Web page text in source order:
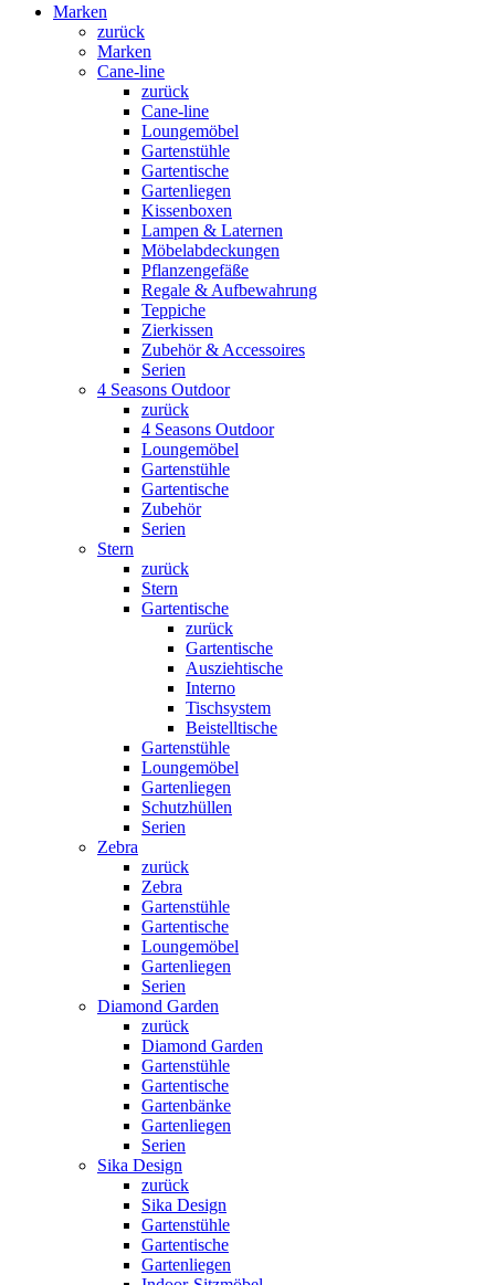
Marken
zurück
Marken
Cane-line
zurück
Cane-line
Loungemöbel
Gartenstühle
Gartentische
Gartenliegen
Kissenboxen
Lampen & Laternen
Möbelabdeckungen
Pflanzengefäße
Regale & Aufbewahrung
Teppiche
Zierkissen
Zubehör & Accessoires
Serien
4 Seasons Outdoor
zurück
4 Seasons Outdoor
Loungemöbel
Gartenstühle
Gartentische
Zubehör
Serien
Stern
zurück
Stern
Gartentische
zurück
Gartentische
Ausziehtische
Interno
Tischsystem
Beistelltische
Gartenstühle
Loungemöbel
Gartenliegen
Schutzhüllen
Serien
Zebra
zurück
Zebra
Gartenstühle
Gartentische
Loungemöbel
Gartenliegen
Serien
Diamond Garden
zurück
Diamond Garden
Gartenstühle
Gartentische
Gartenbänke
Gartenliegen
Serien
Sika Design
zurück
Sika Design
Gartenstühle
Gartentische
Gartenliegen